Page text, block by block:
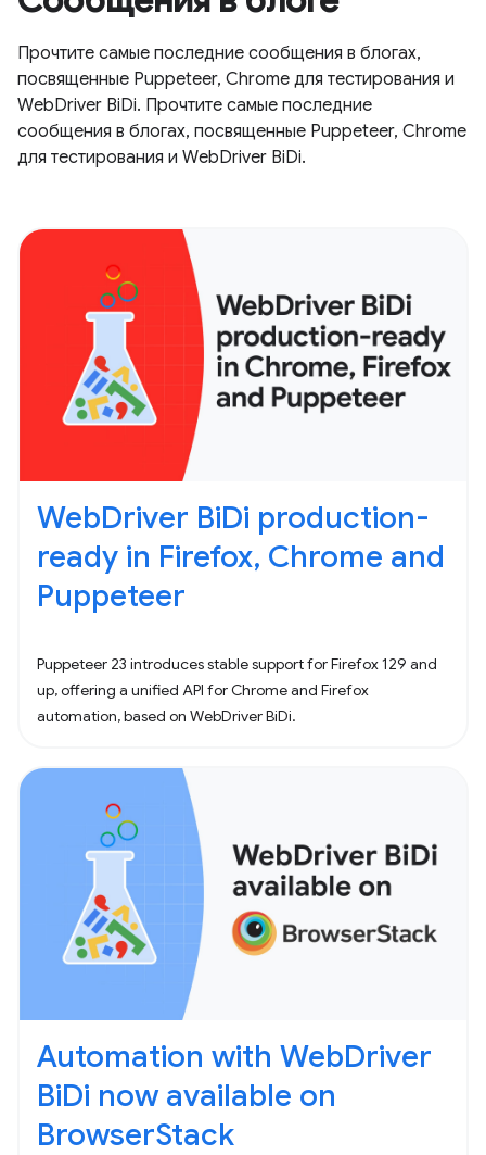
Прочтите самые последние сообщения в блогах,
посвященные Puppeteer, Chrome для тестирования и
WebDriver BiDi. Прочтите самые последние
сообщения в блогах, посвященные Puppeteer, Chrome
для тестирования и WebDriver BiDi.
WebDriver BiDi production-
ready in Firefox, Chrome and
Puppeteer
Puppeteer 23 introduces stable support for Firefox 129 and
up, offering a unified API for Chrome and Firefox
automation, based on WebDriver BiDi.
Automation with WebDriver
BiDi now available on
BrowserStack